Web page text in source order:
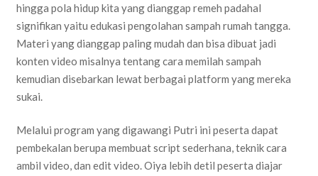
hingga pola hidup kita yang dianggap remeh padahal
signifikan yaitu edukasi pengolahan sampah rumah tangga.
Materi yang dianggap paling mudah dan bisa dibuat jadi
konten video misalnya tentang cara memilah sampah
kemudian disebarkan lewat berbagai platform yang mereka
sukai.
Melalui program yang digawangi Putri ini peserta dapat
pembekalan berupa membuat script sederhana, teknik cara
ambil video, dan edit video. Oiya lebih detil peserta diajar